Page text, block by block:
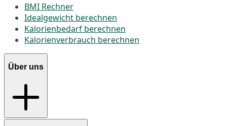
BMI Rechner
Idealgewicht berechnen
Kalorienbedarf berechnen
Kalorienverbrauch berechnen
Über uns